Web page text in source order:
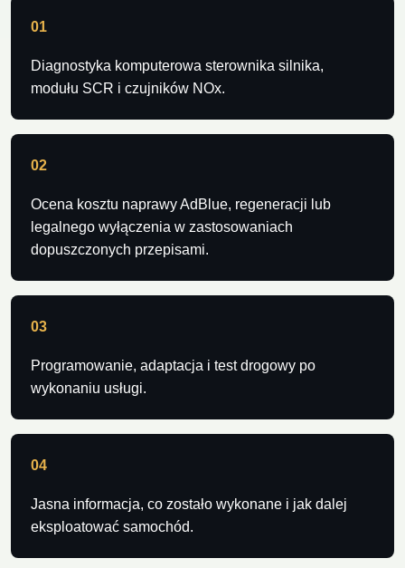
01
Diagnostyka komputerowa sterownika silnika,
modułu SCR i czujników NOx.
02
Ocena kosztu naprawy AdBlue, regeneracji lub
legalnego wyłączenia w zastosowaniach
dopuszczonych przepisami.
03
Programowanie, adaptacja i test drogowy po
wykonaniu usługi.
04
Jasna informacja, co zostało wykonane i jak dalej
eksploatować samochód.